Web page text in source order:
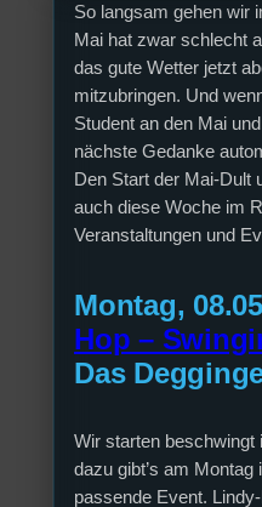
So langsam gehen wir
Mai hat zwar schlecht
das gute Wetter jetzt
mitzubringen. Und
Student an den Mai
nächste Gedanke
Den Start der Mai-Dult
auch diese Woche im
Veranstaltungen und
Montag,
Hop –
Das
Wir starten beschwingt
dazu gibt’s am Montag
passende Event.